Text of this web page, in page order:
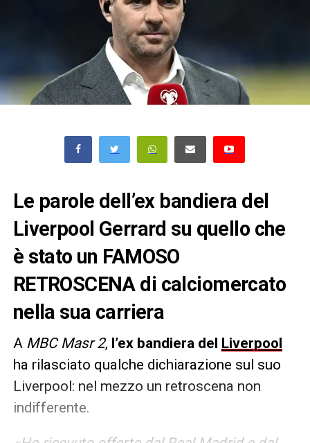
Le parole dell’ex bandiera del
Liverpool Gerrard su quello che
è stato un FAMOSO
RETROSCENA di calciomercato
nella sua carriera
A MBC Masr 2, l’ex bandiera del Liverpool
ha rilasciato qualche dichiarazione sul suo
Liverpool: nel mezzo un retroscena non
indifferente.